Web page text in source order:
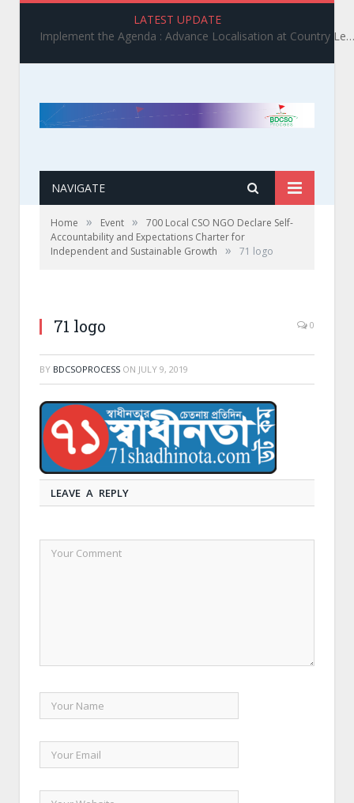
LATEST UPDATE
Implement the Agenda : Advance Localisation at Country Level_ BDCSO COAST 2025 Survey Report Findings on the Grand Bargain 3.0 Implementation
NAVIGATE
Home » Event »
700 Local CSO NGO Declare Self-
Accountability and Expectations Charter for
Independent and Sustainable Growth
» 71 logo
71 logo 0
BY BDCSOPROCESS ON JULY 9, 2019
LEAVE A REPLY